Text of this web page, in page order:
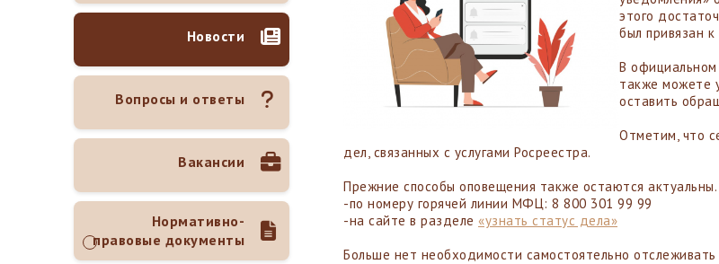
Новости
Вопросы и ответы
Вакансии
Нормативно-
правовые документы
этого
был привязан к
В
также можете
оставить
Отметим, что
дел, связанных с услугами Росреестра.
Прежние способы оповещения также остаются актуальны.
-по номеру горячей линии МФЦ: 8 800 301 99 99
-на сайте в разделе «узнать статус дела»
Больше нет необходимости самостоятельно